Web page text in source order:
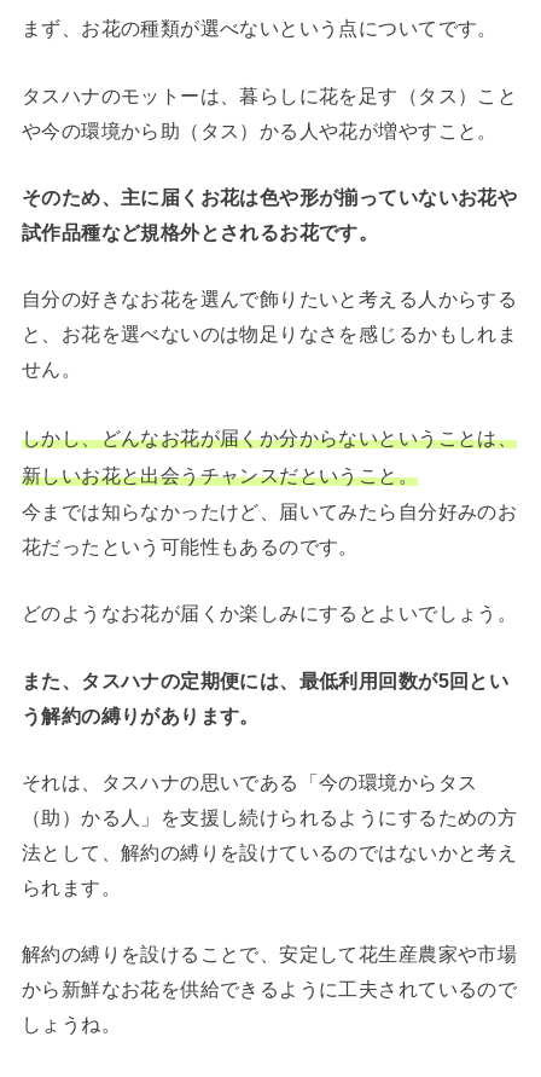
まず、お花の種類が選べないという点についてです。
タスハナのモットーは、暮らしに花を足す（タス）こと
や今の環境から助（タス）かる人や花が増やすこと。
そのため、主に届くお花は色や形が揃っていないお花や
試作品種など規格外とされるお花です。
自分の好きなお花を選んで飾りたいと考える人からする
と、お花を選べないのは物足りなさを感じるかもしれま
せん。
しかし、どんなお花が届くか分からないということは、
新しいお花と出会うチャンスだということ。
今までは知らなかったけど、届いてみたら自分好みのお
花だったという可能性もあるのです。
どのようなお花が届くか楽しみにするとよいでしょう。
また、タスハナの定期便には、最低利用回数が5回とい
う解約の縛りがあります。
それは、タスハナの思いである「今の環境からタス
（助）かる人」を支援し続けられるようにするための方
法として、解約の縛りを設けているのではないかと考え
られます。
解約の縛りを設けることで、安定して花生産農家や市場
から新鮮なお花を供給できるように工夫されているので
しょうね。